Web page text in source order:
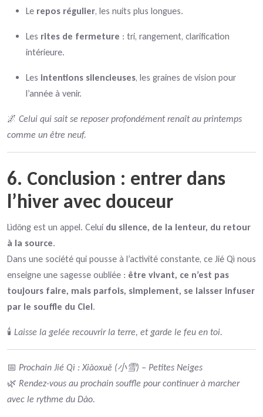
Le repos régulier, les nuits plus longues.
Les rites de fermeture : tri, rangement, clarification
intérieure.
Les intentions silencieuses, les graines de vision pour
l’année à venir.
🌌 Celui qui sait se reposer profondément renaît au printemps
comme un être neuf.
6. Conclusion : entrer dans
l’hiver avec douceur
Lìdōng est un appel. Celui du silence, de la lenteur, du retour
à la source.
Dans une société qui pousse à l’activité constante, ce Jié Qì nous
enseigne une sagesse oubliée : être vivant, ce n’est pas
toujours faire, mais parfois, simplement, se laisser infuser
par le souffle du Ciel.
🕯️ Laisse la gelée recouvrir la terre, et garde le feu en toi.
📅 Prochain Jié Qì : Xiǎoxuě (小雪) – Petites Neiges
🌿 Rendez-vous au prochain souffle pour continuer à marcher
avec le rythme du Dào.